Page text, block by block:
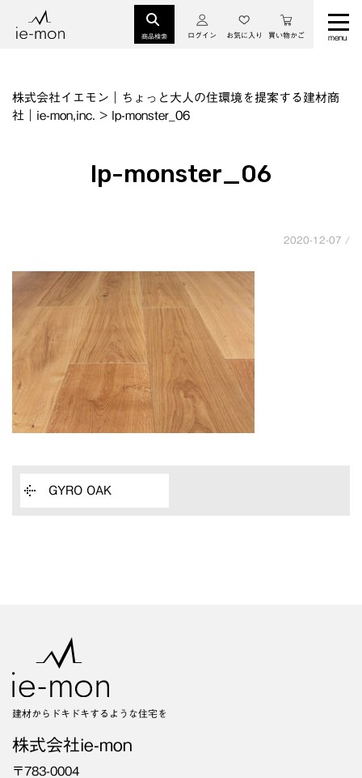
商品検索 ログイン お気に入り 買い物かご
株式会社イエモン｜ちょっと大人の住環境を提案する建材商
社｜ie-mon,inc. > lp-monster_06
lp-monster_06
2020-12-07 /
GYRO OAK
建材からドキドキするような住宅を
株式会社ie-mon
〒783-0004